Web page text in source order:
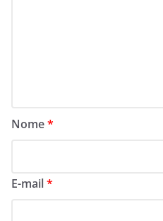
Nome*
E-mail*